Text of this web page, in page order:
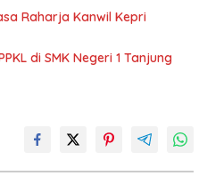
Raharja Kanwil Kepri
di SMK Negeri 1 Tanjung